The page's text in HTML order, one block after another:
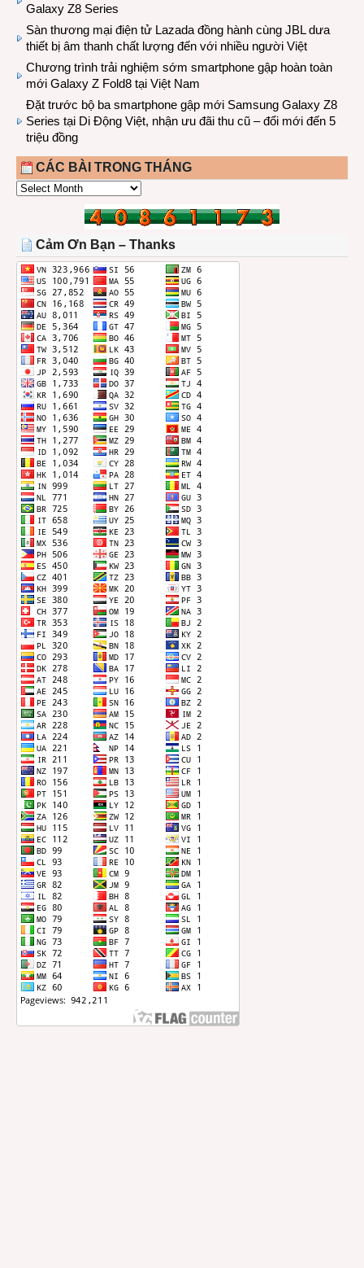
Galaxy Z8 Series
Sàn thương mại điện tử Lazada đồng hành cùng JBL dưa
thiết bị âm thanh chất lượng đến với nhiều người Việt
Chương trình trải nghiệm sớm smartphone gập hoàn toàn
mới Galaxy Z Fold8 tại Việt Nam
Đặt trước bộ ba smartphone gập mới Samsung Galaxy Z8
Series tại Di Động Việt, nhận ưu đãi thu cũ – đổi mới đến 5
triệu đồng
CÁC BÀI TRONG THÁNG
CÁC
THÁNG
Cảm Ơn Bạn – Thanks